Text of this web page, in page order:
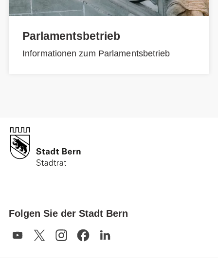
Parlamentsbetrieb
Informationen zum Parlamentsbetrieb
Folgen Sie der Stadt Bern